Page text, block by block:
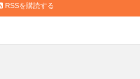
RSSを購読する